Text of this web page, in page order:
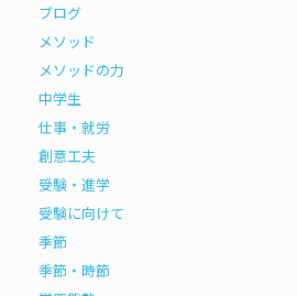
ブログ
メソッド
メソッドの力
中学生
仕事・就労
創意工夫
受験・進学
受験に向けて
季節
季節・時節